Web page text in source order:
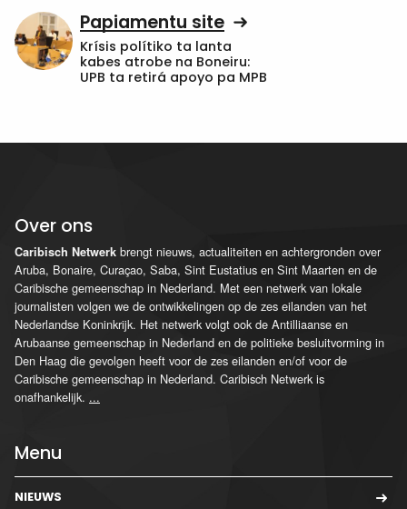
Papiamentu site
Krísis polítiko ta lanta
kabes atrobe na Boneiru:
UPB ta retirá apoyo pa MPB
Over ons
Caribisch Netwerk brengt nieuws, actualiteiten en achtergronden over
Aruba, Bonaire, Curaçao, Saba, Sint Eustatius en Sint Maarten en de
Caribische gemeenschap in Nederland. Met een netwerk van lokale
journalisten volgen we de ontwikkelingen op de zes eilanden van het
Nederlandse Koninkrijk. Het netwerk volgt ook de Antilliaanse en
Arubaanse gemeenschap in Nederland en de politieke besluitvorming in
Den Haag die gevolgen heeft voor de zes eilanden en/of voor de
Caribische gemeenschap in Nederland. Caribisch Netwerk is
onafhankelijk. ...
Menu
NIEUWS